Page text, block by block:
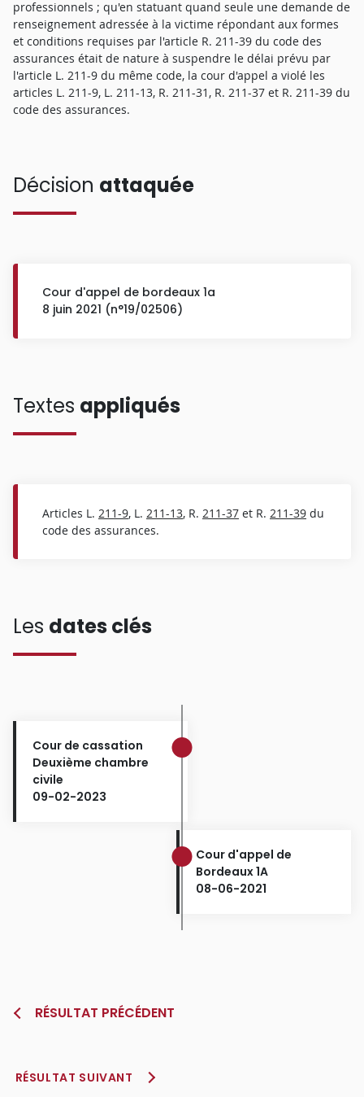
professionnels ; qu'en statuant quand seule une demande de
renseignement adressée à la victime répondant aux formes
et conditions requises par l'article R. 211-39 du code des
assurances était de nature à suspendre le délai prévu par
l'article L. 211-9 du même code, la cour d'appel a violé les
articles L. 211-9, L. 211-13, R. 211-31, R. 211-37 et R. 211-39 du
code des assurances.
Décision attaquée
Cour d'appel de bordeaux 1a
8 juin 2021 (n°19/02506)
Textes appliqués
Articles L. 211-9, L. 211-13, R. 211-37 et R. 211-39 du
code des assurances.
Les dates clés
Cour de cassation
Deuxième chambre
civile
09-02-2023
Cour d'appel de
Bordeaux 1A
08-06-2021
RÉSULTAT PRÉCÉDENT
RÉSULTAT SUIVANT